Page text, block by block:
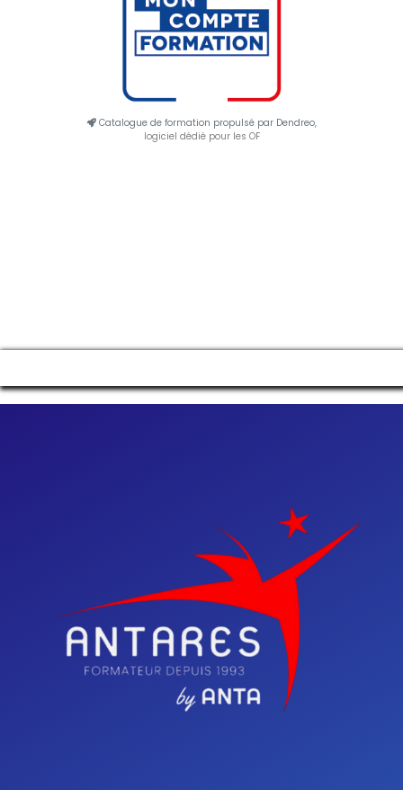
Catalogue de formation propulsé par Dendreo,
logiciel dédié pour les OF